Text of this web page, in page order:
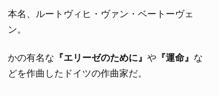
本名、ルートヴィヒ・ヴァン・ベートーヴェ
ン。
かの有名な 『エリーゼのために』や 『運命』 な
どを作曲したドイツの作曲家だ。